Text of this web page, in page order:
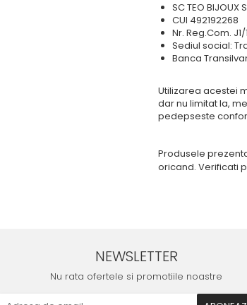
SC TEO BIJOUX
CUI 492192268
Nr. Reg.Com.
Sediul social:
Banca
Utilizarea acestei
dar nu limitat la,
pedepseste
Produsele
oricand. Verificati
NEWSLETTER
Nu rata ofertele si promotiile noastre